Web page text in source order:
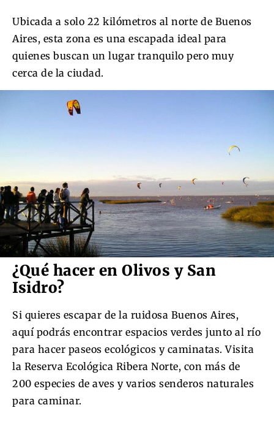
Ubicada a solo 22 kilómetros al norte de Buenos
Aires, esta zona es una escapada ideal para
quienes buscan un lugar tranquilo pero muy
cerca de la ciudad.
¿Qué hacer en Olivos y San
Isidro?
Si quieres escapar de la ruidosa Buenos Aires,
aquí podrás encontrar espacios verdes junto al río
para hacer paseos ecológicos y caminatas. Visita
la Reserva Ecológica Ribera Norte, con más de
200 especies de aves y varios senderos naturales
para caminar.